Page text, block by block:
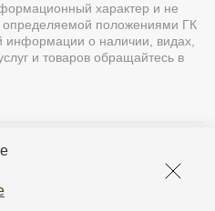
характер и не
определяемой положениями ГК
о наличии, видах,
и товаров обращайтесь в